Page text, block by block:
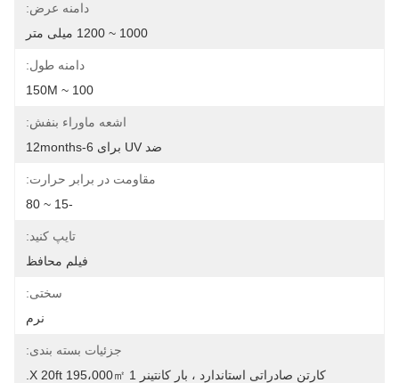
دامنه عرض:
1000 ~ 1200 میلی متر
دامنه طول:
100 ~ 150M
اشعه ماوراء بنفش:
ضد UV برای 6-12months
مقاومت در برابر حرارت:
تایپ کنید:
فیلم محافظ
سختی:
نرم
جزئیات بسته بندی:
کارتن صادراتی استاندارد ، بار کانتینر 1 X 20ft 195،000㎡.